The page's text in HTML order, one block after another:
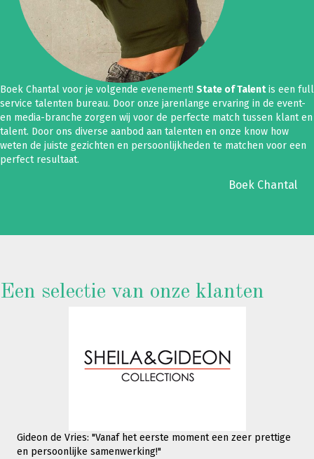
Boek Chantal voor je volgende evenement! State of Talentis een full
service talenten bureau. Door onze jarenlange ervaring in de event-
en media-branche zorgen wij voor de perfecte match tussen klant en
talent. Door ons diverse aanbod aan talenten en onze know how
weten de juiste gezichten en persoonlijkheden te matchen voor een
perfect resultaat.
Boek Chantal
Een selectie van onze klanten
Gideon de Vries: "Vanaf het eerste moment een zeer prettige
en persoonlijke samenwerking!"